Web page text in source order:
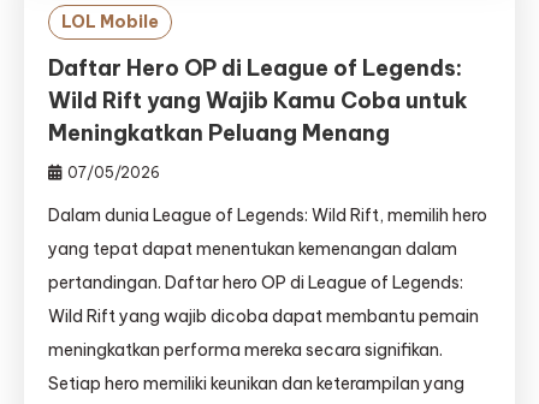
LOL Mobile
Daftar Hero OP di League of Legends:
Wild Rift yang Wajib Kamu Coba untuk
Meningkatkan Peluang Menang
07/05/2026
Dalam dunia League of Legends: Wild Rift, memilih hero
yang tepat dapat menentukan kemenangan dalam
pertandingan. Daftar hero OP di League of Legends:
Wild Rift yang wajib dicoba dapat membantu pemain
meningkatkan performa mereka secara signifikan.
Setiap hero memiliki keunikan dan keterampilan yang